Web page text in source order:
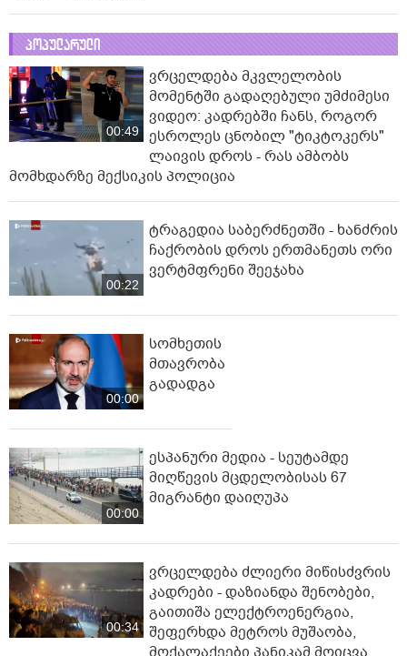
პოპულარული
00:49
ვრცელდება მკვლელობის
მომენტში გადაღებული უმძიმესი
ვიდეო: კადრებში ჩანს, როგორ
ესროლეს ცნობილ "ტიკტოკერს"
ლაივის დროს - რას ამბობს
მომხდარზე მექსიკის პოლიცია
00:22
ტრაგედია საბერძნეთში - ხანძრის
ჩაქრობის დროს ერთმანეთს ორი
ვერტმფრენი შეეჯახა
00:00
სომხეთის
მთავრობა
გადადგა
00:00
ესპანური მედია - სეუტამდე
მიღწევის მცდელობისას 67
მიგრანტი დაიღუპა
00:34
ვრცელდება ძლიერი მიწისძვრის
კადრები - დაზიანდა შენობები,
გაითიშა ელექტროენერგია,
შეფერხდა მეტროს მუშაობა,